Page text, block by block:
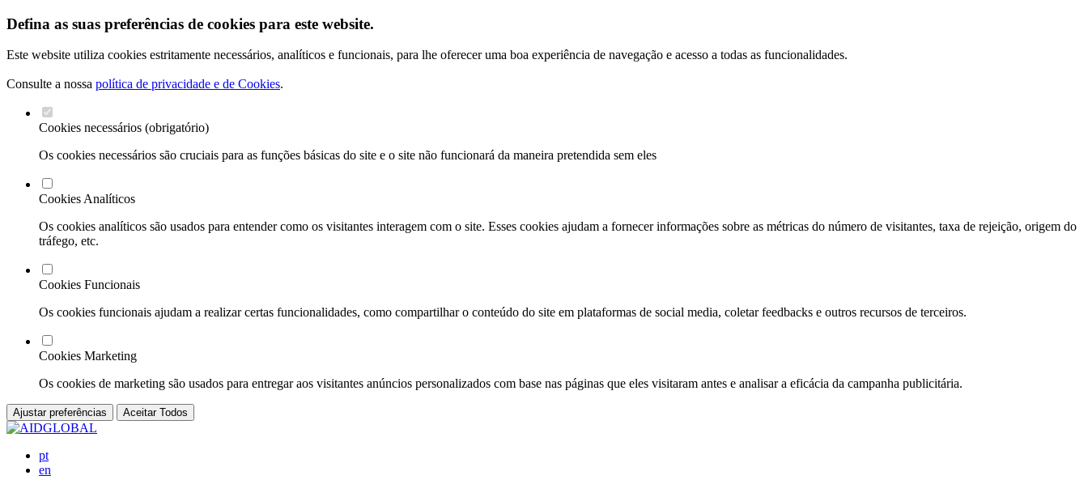
Defina as suas preferências de cookies para este website.
Este website utiliza cookies estritamente necessários, analíticos e funcionais, para lhe oferecer uma boa experiência de navegação e acesso a todas as funcionalidades.
Consulte a nossa política de privacidade e de Cookies.
Cookies necessários (obrigatório)
Os cookies necessários são cruciais para as funções básicas do site e o site não funcionará da maneira pretendida sem eles
Cookies Analíticos
Os cookies analíticos são usados para entender como os visitantes interagem com o site. Esses cookies ajudam a fornecer informações sobre as métricas do número de visitantes, taxa de rejeição, origem do
tráfego, etc.
Cookies Funcionais
Os cookies funcionais ajudam a realizar certas funcionalidades, como compartilhar o conteúdo do site em plataformas de social media, coletar feedbacks e outros recursos de terceiros.
Cookies Marketing
Os cookies de marketing são usados para entregar aos visitantes anúncios personalizados com base nas páginas que eles visitaram antes e analisar a eficácia da campanha publicitária.
Ajustar preferências Aceitar Todos
pt
en